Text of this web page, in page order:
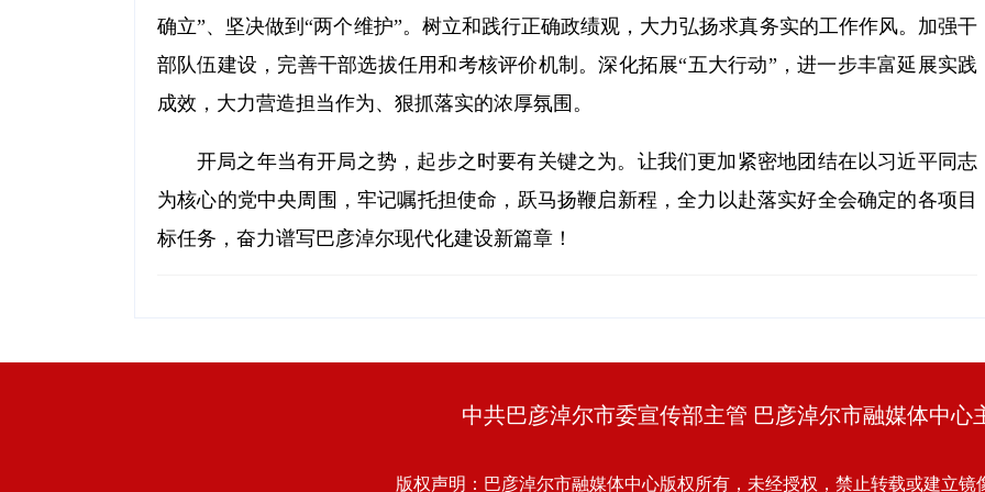
确立”、坚决做到“两个维护”。树立和践行正确政绩观，大力弘扬求真务实的工作作风。加强干
部队伍建设，完善干部选拔任用和考核评价机制。深化拓展“五大行动”，进一步丰富延展实践
成效，大力营造担当作为、狠抓落实的浓厚氛围。
开局之年当有开局之势，起步之时要有关键之为。让我们更加紧密地团结在以习近平同志
为核心的党中央周围，牢记嘱托担使命，跃马扬鞭启新程，全力以赴落实好全会确定的各项目
标任务，奋力谱写巴彦淖尔现代化建设新篇章！
中共巴彦淖尔市委宣传部主管 巴彦淖尔市融媒体中心
版权声明：巴彦淖尔市融媒体中心版权所有，未经授权，禁止转载或建立镜